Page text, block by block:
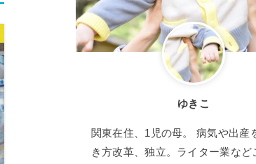
ゆきこ
関東在住、1児の母。 病気や出産
き方改革、独立。ライター業など